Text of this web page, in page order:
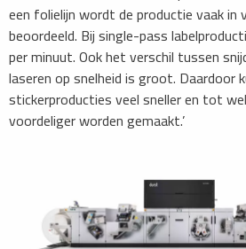
een folielijn wordt de productie vaak in
beoordeeld. Bij single-pass
per minuut. Ook het verschil tussen
laseren op snelheid is groot. Daardoor
stickerproducties veel sneller en tot
voordeliger worden gemaakt.’